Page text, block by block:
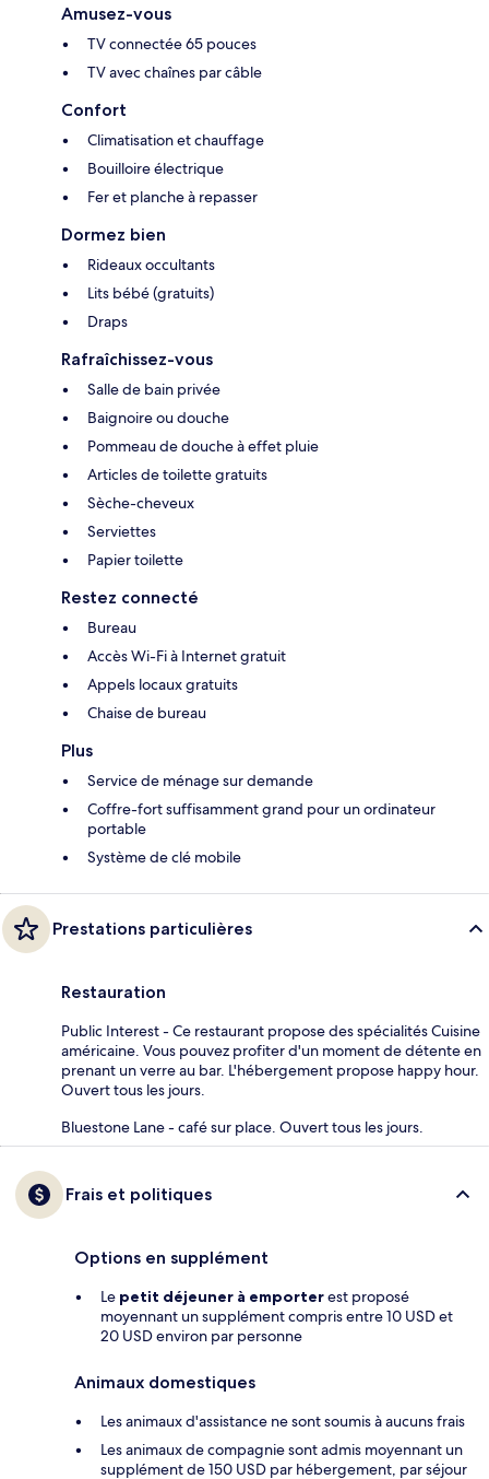
Amusez-vous
TV connectée 65 pouces
TV avec chaînes par câble
Confort
Climatisation et chauffage
Bouilloire électrique
Fer et planche à repasser
Dormez bien
Rideaux occultants
Lits bébé (gratuits)
Draps
Rafraîchissez-vous
Salle de bain privée
Baignoire ou douche
Pommeau de douche à effet pluie
Articles de toilette gratuits
Sèche-cheveux
Serviettes
Papier toilette
Restez connecté
Bureau
Accès Wi-Fi à Internet gratuit
Appels locaux gratuits
Chaise de bureau
Plus
Service de ménage sur demande
Coffre-fort suffisamment grand pour un ordinateur
portable
Système de clé mobile
Prestations particulières
Restauration
Public Interest - Ce restaurant propose des spécialités Cuisine
américaine. Vous pouvez profiter d'un moment de détente en
prenant un verre au bar. L'hébergement propose happy hour.
Ouvert tous les jours.
Bluestone Lane - café sur place. Ouvert tous les jours.
Frais et politiques
Options en supplément
Le petit déjeuner à emporterest proposé
moyennant un supplément compris entre 10 USD et
20 USD environ par personne
Animaux domestiques
Les animaux d'assistance ne sont soumis à aucuns frais
Les animaux de compagnie sont admis moyennant un
supplément de 150 USD par hébergement, par séjour